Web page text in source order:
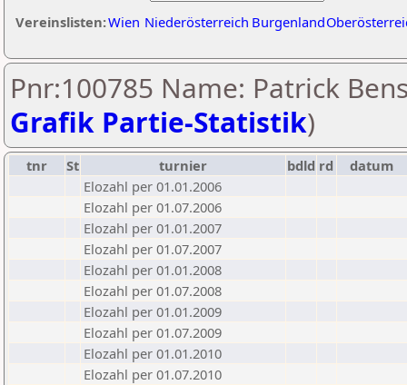
Vereinslisten:Wien Niederösterreich Burgenland
Pnr:100785 Name: Patrick
Grafik Partie-Statistik)
tnr St turnier bdld rd
datum
Elozahl per 01.01.2006
Elozahl per 01.07.2006
Elozahl per 01.01.2007
Elozahl per 01.07.2007
Elozahl per 01.01.2008
Elozahl per 01.07.2008
Elozahl per 01.01.2009
Elozahl per 01.07.2009
Elozahl per 01.01.2010
Elozahl per 01.07.2010